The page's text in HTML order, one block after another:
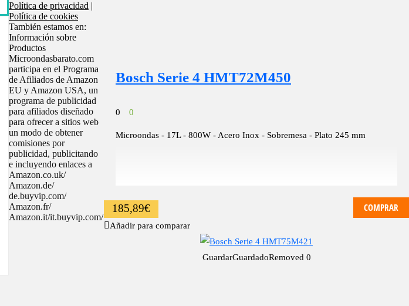
Bosch Serie 4 HMT72M450
0 0
Microondas - 17L - 800W - Acero Inox - Sobremesa - Plato 245 mm
185,89€ COMPRAR
Añadir para comparar
GuardarGuardadoRemoved 0
Política de privacidad |
Política de cookies
También estamos en:
Información sobre
Productos
Microondasbarato.com
participa en el Programa
de Afiliados de Amazon
EU y Amazon USA, un
programa de publicidad
para afiliados diseñado
para ofrecer a sitios web
un modo de obtener
comisiones por
publicidad, publicitando
e incluyendo enlaces a
Amazon.co.uk/
Amazon.de/
de.buyvip.com/
Amazon.fr/
Amazon.it/it.buyvip.com/